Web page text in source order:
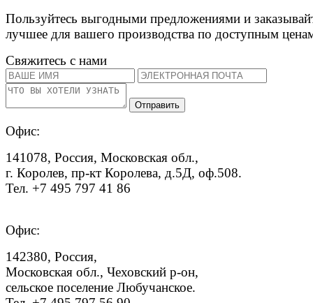
Пользуйтесь выгодными предложениями и
лучшее для вашего производства по доступным
Свяжитесь с нами
Офис:
141078, Россия, Московская обл.,
г. Королев, пр-кт Королева, д.5Д, оф.508.
Тел. +7 495 797 41 86
Офис:
142380, Россия,
Московская обл., Чеховский р-он,
сельское поселение Любучанское.